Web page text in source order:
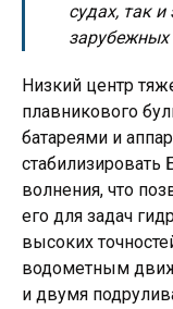
судах, так
зарубежных
Низкий центр
плавникового
батареями и
волнения, что
его для задач
высоких
водометным
и двумя